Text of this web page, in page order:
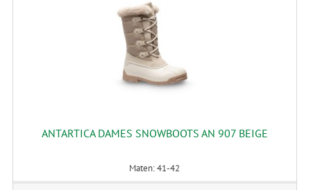
ANTARTICA DAMES SNOWBOOTS AN 907 BEIGE
Maten: 41-42